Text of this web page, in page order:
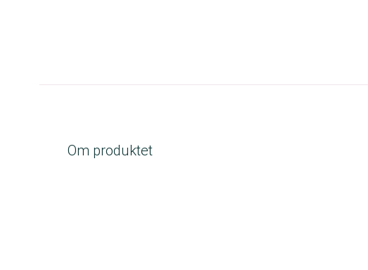
Om produktet